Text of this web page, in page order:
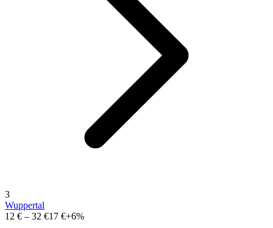
3
Wuppertal
12 € – 32 €17 €+6%